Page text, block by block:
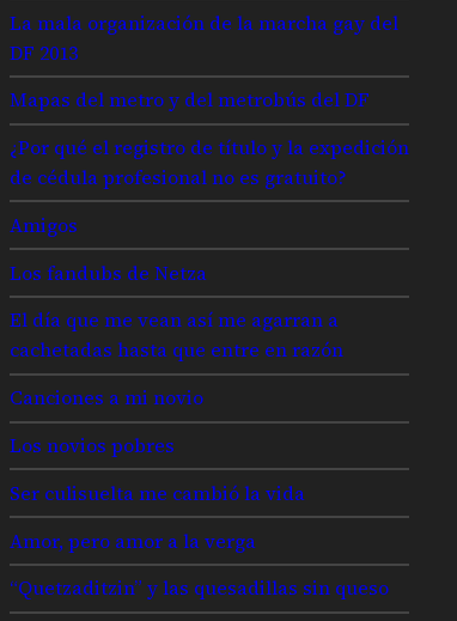
La mala organización de la marcha gay del
DF 2013
Mapas del metro y del metrobús del DF
¿Por qué el registro de título y la expedición
de cédula profesional no es gratuito?
Amigos
Los fandubs de Netza
El día que me vean así me agarran a
cachetadas hasta que entre en razón
Canciones a mi novio
Los novios pobres
Ser culisuelta me cambió la vida
Amor, pero amor a la verga
“Quetzaditzin” y las quesadillas sin queso